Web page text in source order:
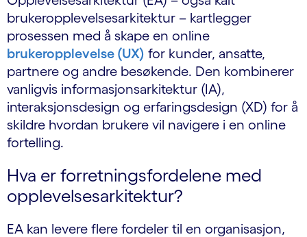
brukeropplevelsesarkitektur – kartlegger
prosessen med å skape en online
brukeropplevelse (UX) for kunder, ansatte,
partnere og andre besøkende. Den kombinerer
vanligvis informasjonsarkitektur (IA),
interaksjonsdesign og erfaringsdesign (XD) for å
skildre hvordan brukere vil navigere i en online
fortelling.
Hva er forretningsfordelene med
opplevelsesarkitektur?
EA kan levere flere fordeler til en organisasjon,